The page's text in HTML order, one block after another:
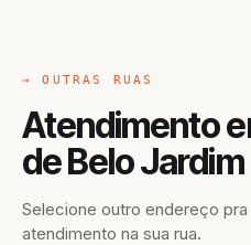
→ OUTRAS RUAS
Atendimento
de Belo Jardim
Selecione outro endereço
atendimento na sua rua.